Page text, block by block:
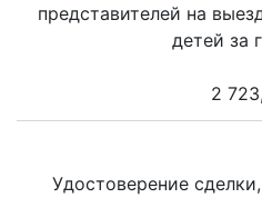
представителей на
детей за
2
Удостоверение